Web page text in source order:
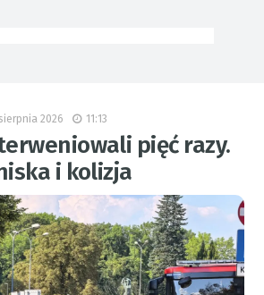
2026 11:13
pięć razy.
i kolizja